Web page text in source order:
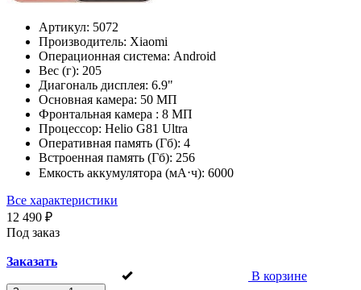
Артикул: 5072
Производитель: Xiaomi
Операционная система: Android
Вес (г): 205
Диагональ дисплея: 6.9"
Основная камера: 50 МП
Фронтальная камера : 8 МП
Процессор: Helio G81 Ultra
Оперативная память (Гб): 4
Встроенная память (Гб): 256
Емкость аккумулятора (мА⋅ч): 6000
Все характеристики
12 490 ₽
Под заказ
Заказать
В корзине